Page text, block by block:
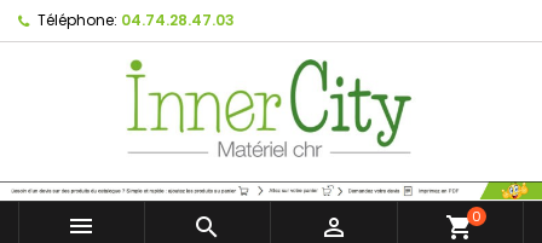
Téléphone: 04.74.28.47.03
   shopping_cart0